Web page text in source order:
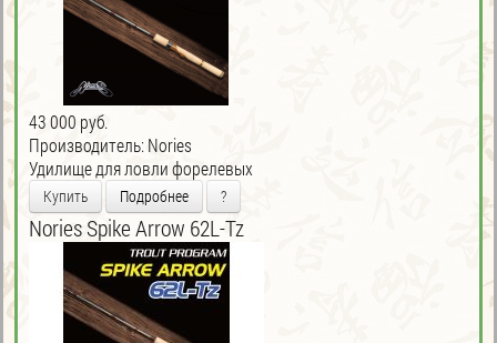
43 000 руб.
Производитель: Nories
Удилище для ловли форелевых
Купить Подробнее ?
Nories Spike Arrow 62L-Tz